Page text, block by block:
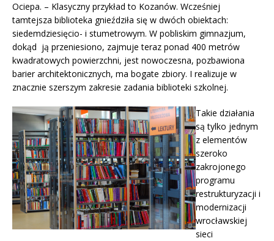
Ociepa. – Klasyczny przykład to Kozanów. Wcześniej
tamtejsza biblioteka gnieździła się w dwóch obiektach:
siedemdziesięcio- i stumetrowym. W pobliskim gimnazjum,
dokąd ją przeniesiono, zajmuje teraz ponad 400 metrów
kwadratowych powierzchni, jest nowoczesna, pozbawiona
barier architektonicznych, ma bogate zbiory. I realizuje w
znacznie szerszym zakresie zadania biblioteki szkolnej.
Takie działania
są tylko jednym
z elementów
szeroko
zakrojonego
programu
restrukturyzacji i
modernizacji
wrocławskiej
sieci